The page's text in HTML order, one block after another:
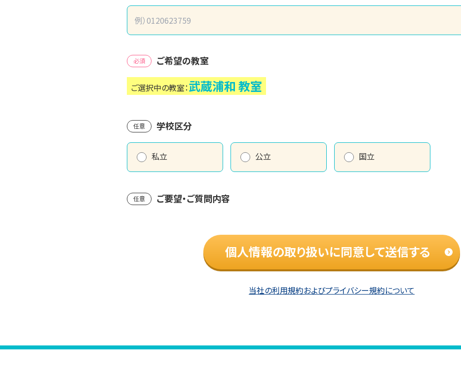
必須 ご希望の教室
ご選択中の教室：武蔵浦和 教室
任意 学校区分
私立 公立 国立
任意 ご要望・ご質問内容
個人情報の取り扱いに同意して送信する
当社の利用規約およびプライバシー規約について